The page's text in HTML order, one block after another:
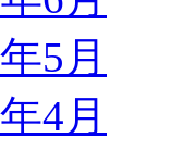
5月
4月